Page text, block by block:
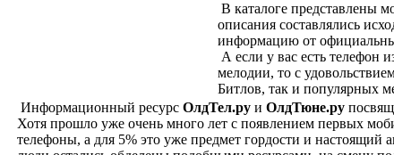
В каталоге представлены
описания составлялись
информацию от
А если у вас есть телефон
мелодии, то с
Битлов, так и популярных
Информационный ресурс ОлдТел.ру и ОлдТюне.ру
Хотя прошло уже очень много лет с появлением первых
телефоны, а для 5% это уже предмет гордости и